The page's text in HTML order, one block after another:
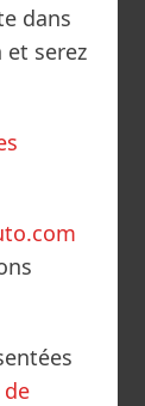
dans
et serez